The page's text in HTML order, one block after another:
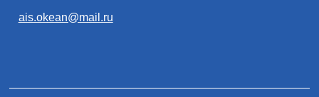
ais.okean@mail.ru